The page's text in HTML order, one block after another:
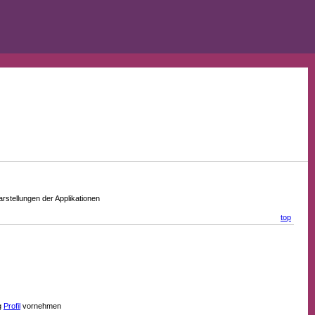
der Applikationen
top
Profil vornehmen